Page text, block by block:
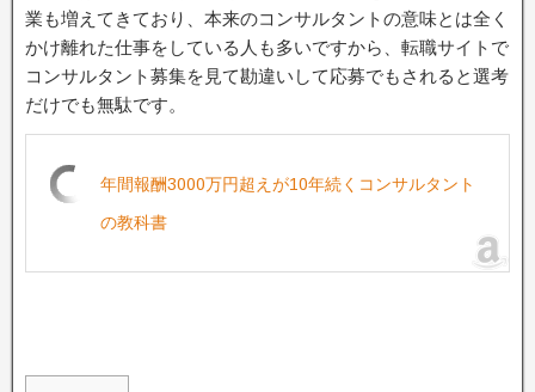
業も増えてきており、本来のコンサルタントの意味とは全く
かけ離れた仕事をしている人も多いですから、転職サイトで
コンサルタント募集を見て勘違いして応募でもされると選考
だけでも無駄です。
年間報酬3000万円超えが10年続くコンサルタント
の教科書